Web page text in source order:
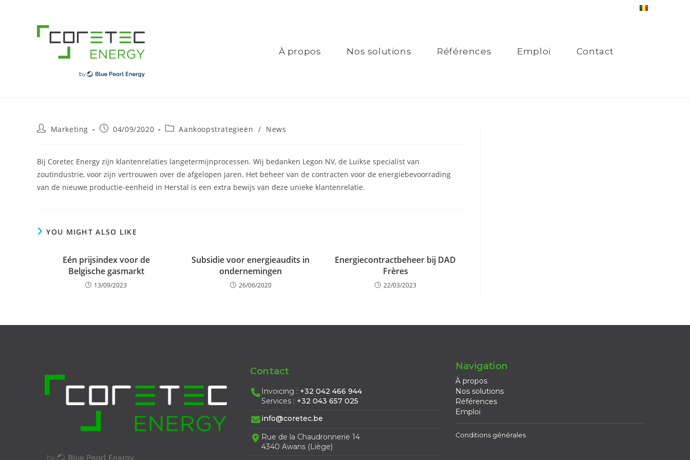
À propos Nos solutions Références Emploi Contact
PostMarketing
Post04/09/2020
PostAankoopstrategieën / News
Bij Coretec Energy zijn klantenrelaties langetermijnprocessen. Wij bedanken Legon NV, de Luikse specialist van
zoutindustrie, voor zijn vertrouwen over de afgelopen jaren. Het beheer van de contracten voor de energiebevoorrading
van de nieuwe productie-eenheid in Herstal is een extra bewijs van deze unieke klantenrelatie.
YOU MIGHT ALSO LIKE
Eén prijsindex voor de
Belgische gasmarkt
13/09/2023
Subsidie voor energieaudits in
ondernemingen
26/06/2020
Energiecontractbeheer bij DAD
Frères
22/03/2023
Contact
Invoicing : +32 042 466 944
Services : +32 043 657 025
info@coretec.be
Rue de la Chaudronnerie 14
4340 Awans (Liège)
Navigation
À propos
Nos solutions
Références
Emploi
Conditions générales